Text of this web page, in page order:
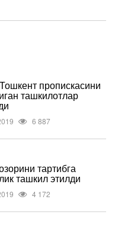
пропискасини
ташкилотлар
6 887
тартибга
ташкил этилди
4 172